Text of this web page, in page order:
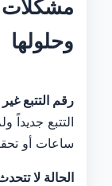
وحلولها
رقم التتبع
التتبع جديداً
ساعات أو
الحالة لا